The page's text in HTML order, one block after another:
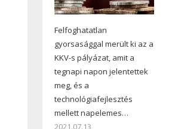
Felfoghatatlan
gyorsasággal merült ki az a
KKV-s pályázat, amit a
tegnapi napon jelentettek
meg, és a
technológiafejlesztés
mellett napelemes…
2021.07.13